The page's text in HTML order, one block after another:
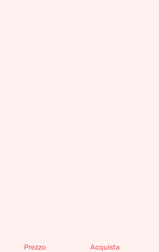
Prezzo Acquista